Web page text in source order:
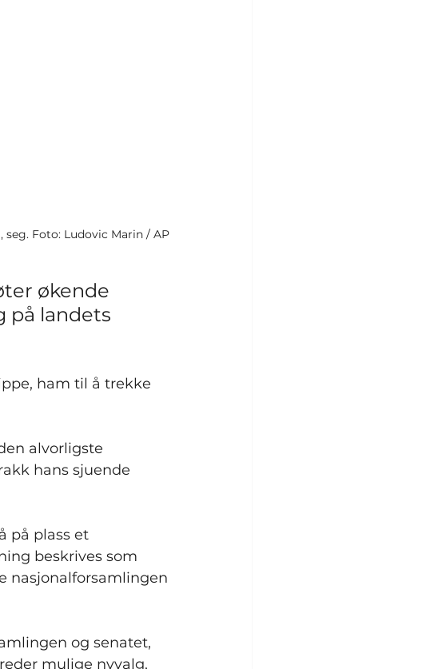
Foto: Ludovic Marin / AP
økende
på landets
ham til å trekke
alvorligste
hans sjuende
på plass et
beskrives som
nasjonalforsamlingen
og senatet,
mulige nyvalg,